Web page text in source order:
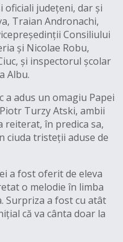
oficiali județeni, dar și
Traian Andronachi,
Consiliului
și Nicolae Robu,
și inspectorul școlar
Albu.
a adus un omagiu Papei
Turzy Atski, ambii
reiterat, în predica sa,
ciuda tristeții aduse de
a fost oferit de eleva
o melodie în limba
Surpriza a fost cu atât
că va cânta doar la